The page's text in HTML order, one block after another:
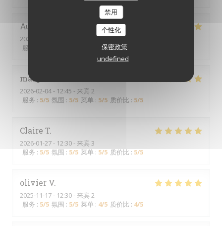
禁用
个性化
保密政策
undefined
Aude
2026-02-11
服务
/5 质价比
margaux
2026-02-04- 12:45 - 来宾 2
服务 : 5/5 氛围 : 5/5 菜单 : 5/5 质价比 : 5/5
Claire T
2026-01-27- 12:30 - 来宾 3
服务 : 5/5 氛围:5/5 菜单:5/5 质价比:5/5
olivier V
2025-11-17- 12:30 - 来宾 2
服务 : 5/5 氛围 : 5/5 菜单 : 4/5 质价比 : 4/5